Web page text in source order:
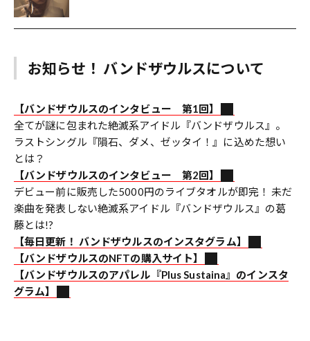
お知らせ！ バンドザウルスについて
【バンドザウルスのインタビュー 第1回】
全てが謎に包まれた絶滅系アイドル『バンドザウルス』。
ラストシングル『隕石、ダメ、ゼッタイ！』に込めた想い
とは？
【バンドザウルスのインタビュー 第2回】
デビュー前に販売した5000円のライブタオルが即完！ 未だ
楽曲を発表しない絶滅系アイドル『バンドザウルス』の葛
藤とは!?
【毎日更新！ バンドザウルスのインスタグラム】
【バンドザウルスのNFTの購入サイト】
【バンドザウルスのアパレル『Plus Sustaina』のインスタ
グラム】